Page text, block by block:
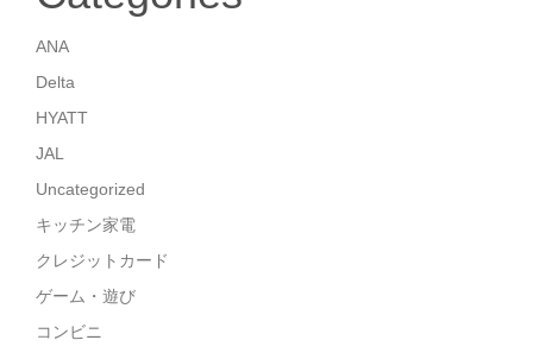
ANA
Delta
HYATT
JAL
Uncategorized
キッチン家電
クレジットカード
ゲーム・遊び
コンビニ